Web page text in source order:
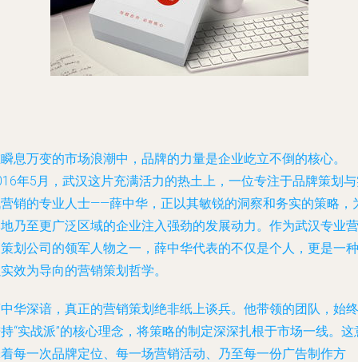
息万变的市场浪潮中，品牌的力量是企业屹立不倒的核心。
年5月，武汉这片充满活力的热土上，一位专注于品牌策划
销的专业人士——薛中华，正以其敏锐的洞察和务实的策略，
乃至更广泛区域的企业注入强劲的发展动力。作为武汉专业营
划公司的领军人物之一，薛中华代表的不仅是个人，更是一种
效为导向的营销策划哲学。
华深谙，真正的营销策划绝非纸上谈兵。他带领的团队，始终
“实战派”的核心理念，将策略的制定深深扎根于市场一线。这
每一次品牌定位、每一场营销活动、乃至每一份广告制作方